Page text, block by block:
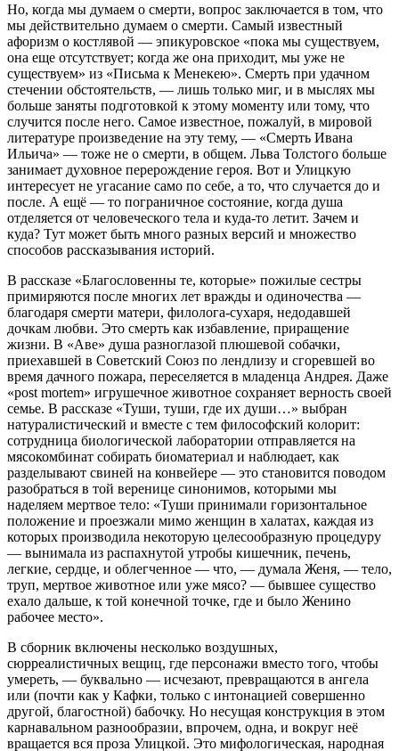
Но, когда мы думаем о смерти, вопрос заключается в том, что
мы действительно думаем о смерти. Самый известный
афоризм о костлявой — эпикуровское «пока мы существуем,
она еще отсутствует; когда же она приходит, мы уже не
существуем» из «Письма к Менекею». Смерть при удачном
стечении обстоятельств, — лишь только миг, и в мыслях мы
больше заняты подготовкой к этому моменту или тому, что
случится после него. Самое известное, пожалуй, в мировой
литературе произведение на эту тему, — «Смерть Ивана
Ильича» — тоже не о смерти, в общем. Льва Толстого больше
занимает духовное перерождение героя. Вот и Улицкую
интересует не угасание само по себе, а то, что случается до и
после. А ещё — то пограничное состояние, когда душа
отделяется от человеческого тела и куда-то летит. Зачем и
куда? Тут может быть много разных версий и множество
способов рассказывания историй.
В рассказе «Благословенны те, которые» пожилые сестры
примиряются после многих лет вражды и одиночества —
благодаря смерти матери, филолога-сухаря, недодавшей
дочкам любви. Это смерть как избавление, приращение
жизни. В «Аве» душа разноглазой плюшевой собачки,
приехавшей в Советский Союз по лендлизу и сгоревшей во
время дачного пожара, переселяется в младенца Андрея. Даже
«post mortem» игрушечное животное сохраняет верность своей
семье. В рассказе «Туши, туши, где их души…» выбран
натуралистический и вместе с тем философский колорит:
сотрудница биологической лаборатории отправляется на
мясокомбинат собирать биоматериал и наблюдает, как
разделывают свиней на конвейере — это становится поводом
разобраться в той веренице синонимов, которыми мы
наделяем мертвое тело: «Туши принимали горизонтальное
положение и проезжали мимо женщин в халатах, каждая из
которых производила некоторую целесообразную процедуру
— вынимала из распахнутой утробы кишечник, печень,
легкие, сердце, и облегченное — что, — думала Женя, — тело,
труп, мертвое животное или уже мясо? — бывшее существо
ехало дальше, к той конечной точке, где и было Женино
рабочее место».
В сборник включены несколько воздушных,
сюрреалистичных вещиц, где персонажи вместо того, чтобы
умереть, — буквально — исчезают, превращаются в ангела
или (почти как у Кафки, только с интонацией совершенно
другой, благостной) бабочку. Но несущая конструкция в этом
карнавальном разнообразии, впрочем, одна, и вокруг неё
вращается вся проза Улицкой. Это мифологическая, народная